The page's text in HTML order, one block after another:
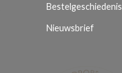
Bestelgeschiedenis
Nieuwsbrief